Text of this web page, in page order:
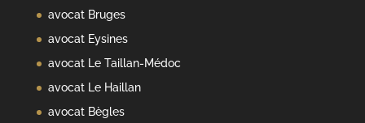
avocat Bruges
avocat Eysines
avocat Le Taillan-Médoc
avocat Le Haillan
avocat Bègles